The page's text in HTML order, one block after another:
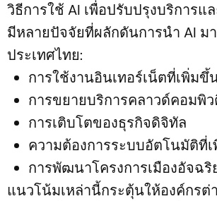
วิธีการใช้ AI เพื่อปรับปรุงบริการแ
มีหลายปัจจัยที่ผลักดันการนำ AI ม
ประเทศไทย:
การใช้งานอินเทอร์เน็ตที่เพิ่มขึ้
การขยายบริการคลาวด์คอมพิว
การเติบโตของธุรกิจดิจิทัล
ความต้องการระบบอัตโนมัติที่
การพัฒนาโครงการเมืองอัจฉริ
แนวโน้มเหล่านี้กระตุ้นให้องค์กรต่